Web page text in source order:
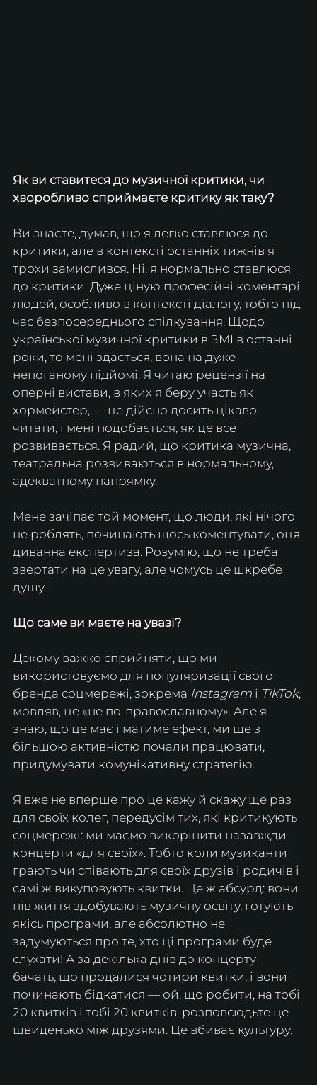
Як ви ставитеся до музичної критики, чи
хворобливо сприймаєте критику як таку?
Ви знаєте, думав, що я легко ставлюся до
критики, але в контексті останніх тижнів я
трохи замислився. Ні, я нормально ставлюся
до критики. Дуже ціную професійні коментарі
людей, особливо в контексті діалогу, тобто під
час безпосереднього спілкування. Щодо
української музичної критики в ЗМІ в останні
роки, то мені здається, вона на дуже
непоганому підйомі. Я читаю рецензії на
оперні вистави, в яких я беру участь як
хормейстер, — це дійсно досить цікаво
читати, і мені подобається, як це все
розвивається. Я радий, що критика музична,
театральна розвиваються в нормальному,
адекватному напрямку.
Мене зачіпає той момент, що люди, які нічого
не роблять, починають щось коментувати, оця
диванна експертиза. Розумію, що не треба
звертати на це увагу, але чомусь це шкребе
душу.
Що саме ви маєте на увазі?
Декому важко сприйняти, що ми
використовуємо для популяризації свого
бренда соцмережі, зокрема Instagram і TikTok,
мовляв, це «не по-православному». Але я
знаю, що це має і матиме ефект, ми ще з
більшою активністю почали працювати,
придумувати комунікативну стратегію.
Я вже не вперше про це кажу й скажу ще раз
для своїх колег, передусім тих, які критикують
соцмережі: ми маємо викорінити назавжди
концерти «для своїх». Тобто коли музиканти
грають чи співають для своїх друзів і родичів і
самі ж викуповують квитки. Це ж абсурд: вони
пів життя здобувають музичну освіту, готують
якісь програми, але абсолютно не
задумуються про те, хто ці програми буде
слухати! А за декілька днів до концерту
бачать, що продалися чотири квитки, і вони
починають бідкатися — ой, що робити, на тобі
20 квитків і тобі 20 квитків, розповсюдьте це
швиденько між друзями. Це вбиває культуру.